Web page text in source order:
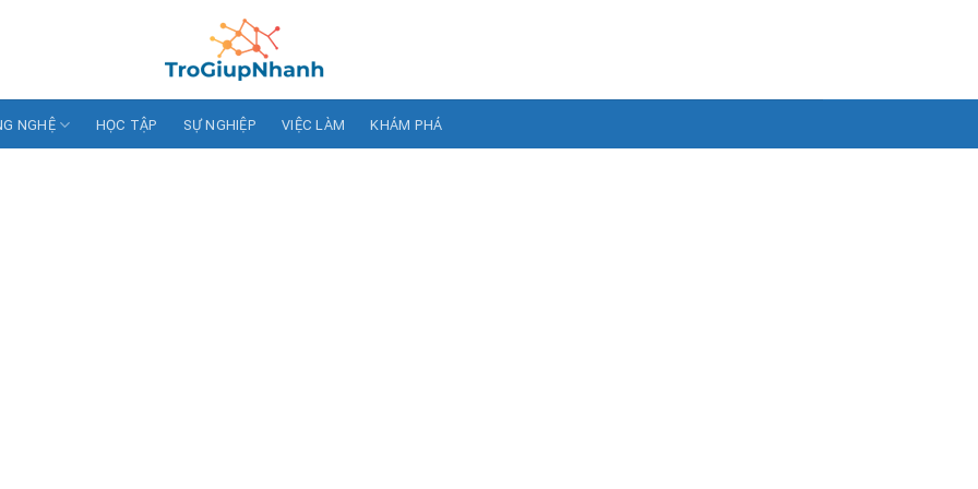
NGHỆ HỌC TẬP SỰ NGHIỆP VIỆC LÀM KHÁM PHÁ